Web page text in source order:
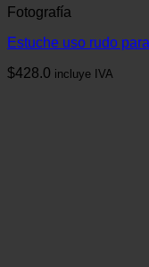
Fotografía
Estuche uso rudo
$428.0 incluye IVA